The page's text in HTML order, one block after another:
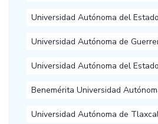
Universidad Autónoma del
Universidad Autónoma de
Universidad Autónoma del
Benemérita Universidad
Universidad Autónoma de